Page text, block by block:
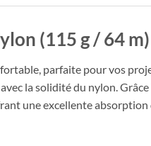
(115 g / 64 m)
parfaite pour vos
la solidité du nylon.
une excellente absorption